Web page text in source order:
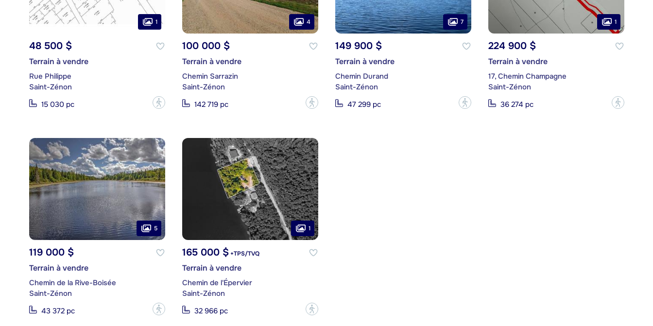
1
48 500 $
Terrain à vendre
Rue Philippe
Saint-Zénon
15 030 pc
?
4
100 000 $
Terrain à vendre
Chemin Sarrazin
Saint-Zénon
142 719 pc
?
7
149 900 $
Terrain à vendre
Chemin Durand
Saint-Zénon
47 299 pc
?
1
224 900 $
Terrain à vendre
17, Chemin Champagne
Saint-Zénon
36 274 pc
?
5
119 000 $
Terrain à vendre
Chemin de la Rive-Boisée
Saint-Zénon
43 372 pc
?
1
165 000 $+TPS/TVQ
Terrain à vendre
Chemin de l'Épervier
Saint-Zénon
32 966 pc
?